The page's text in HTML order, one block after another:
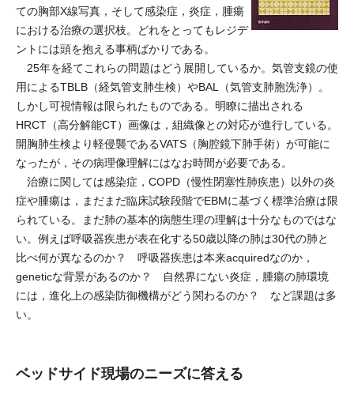
ての胸部X線写真，そして感染症，炎症，腫瘍
における治療の選択枝。どれをとってもレジデ
ントには頭を抱える事柄ばかりである。
25年を経てこれらの問題はどう展開しているか。気管支鏡の使
用によるTBLB（経気管支肺生検）やBAL（気管支肺胞洗浄）。
しかし可視情報は限られたものである。明瞭に描出される
HRCT（高分解能CT）画像は，組織像との対応が進行している。
開胸肺生検より軽侵襲であるVATS（胸腔鏡下肺手術）が可能に
なったが，その病理像理解にはなお時間が必要である。
治療に関しては感染症，COPD（慢性閉塞性肺疾患）以外の炎
症や腫瘍は，まだまだ臨床試験段階でEBMに基づく標準治療は限
られている。まだ肺の基本的病態生理の理解は十分なものではな
い。例えば呼吸器疾患が表在化する50歳以降の肺は30代の肺と
比べ何が異なるのか？ 呼吸器疾患は本来acquiredなのか，
geneticな背景があるのか？ 自然界にない炎症，腫瘍の肺環境
には，進化上の感染防御機構がどう関わるのか？ など課題は多
い。
ベッドサイド現場のニーズに答える